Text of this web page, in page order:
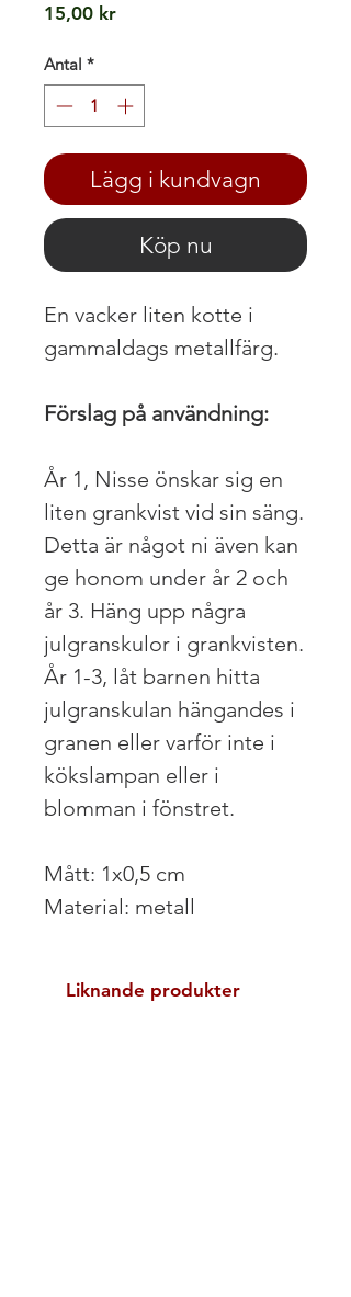
15,00 krPris
Antal *
Lägg i kundvagn
Köp nu
En vacker liten kotte i
gammaldags metallfärg.
Förslag på användning:
År 1, Nisse önskar sig en
liten grankvist vid sin säng.
Detta är något ni även kan
ge honom under år 2 och
år 3. Häng upp några
julgranskulor i grankvisten.
År 1-3, låt barnen hitta
julgranskulan hängandes i
granen eller varför inte i
kökslampan eller i
blomman i fönstret.
Mått: 1x0,5 cm
Material: metall
Liknande produkter